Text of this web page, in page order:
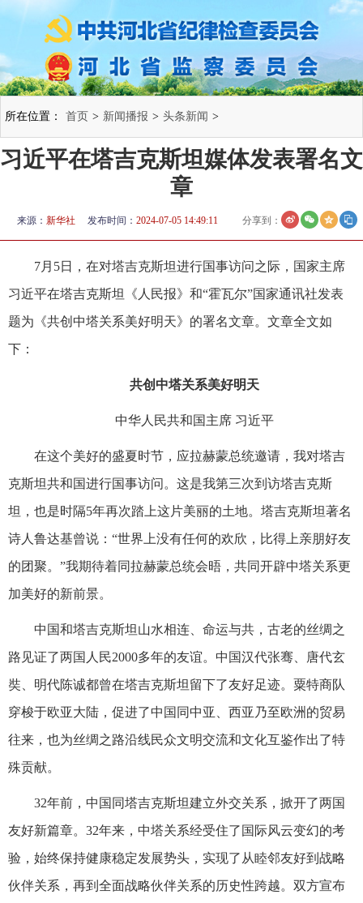
所在位置： 首页 > 新闻播报 > 头条新闻 >
习近平在塔吉克斯坦媒体发表署名文
章
来源： 新华社 发布时间： 2024-07-05 14:49:11 分享到：
7月5日，在对塔吉克斯坦进行国事访问之际，国家主席
习近平在塔吉克斯坦《人民报》和“霍瓦尔”国家通讯社发表
题为《共创中塔关系美好明天》的署名文章。文章全文如
下：
共创中塔关系美好明天
中华人民共和国主席 习近平
在这个美好的盛夏时节，应拉赫蒙总统邀请，我对塔吉
克斯坦共和国进行国事访问。这是我第三次到访塔吉克斯
坦，也是时隔5年再次踏上这片美丽的土地。塔吉克斯坦著名
诗人鲁达基曾说：“世界上没有任何的欢欣，比得上亲朋好友
的团聚。”我期待着同拉赫蒙总统会晤，共同开辟中塔关系更
加美好的新前景。
中国和塔吉克斯坦山水相连、命运与共，古老的丝绸之
路见证了两国人民2000多年的友谊。中国汉代张骞、唐代玄
奘、明代陈诚都曾在塔吉克斯坦留下了友好足迹。粟特商队
穿梭于欧亚大陆，促进了中国同中亚、西亚乃至欧洲的贸易
往来，也为丝绸之路沿线民众文明交流和文化互鉴作出了特
殊贡献。
32年前，中国同塔吉克斯坦建立外交关系，掀开了两国
友好新篇章。32年来，中塔关系经受住了国际风云变幻的考
验，始终保持健康稳定发展势头，实现了从睦邻友好到战略
伙伴关系，再到全面战略伙伴关系的历史性跨越。双方宣布